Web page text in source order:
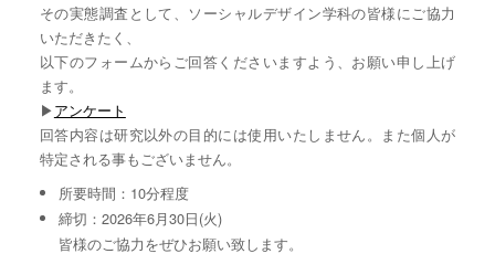
その実態調査として、ソーシャルデザイン学科の皆様にご協力
いただきたく、
以下のフォームからご回答くださいますよう、お願い申し上げ
ます。
▶︎アンケート
回答内容は研究以外の目的には使用いたしません。また個人が
特定される事もございません。
所要時間：10分程度
締切：2026年6月30日(火)
皆様のご協力をぜひお願い致します。